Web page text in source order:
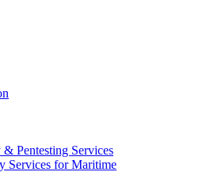
Pentesting Services
Services for Maritime